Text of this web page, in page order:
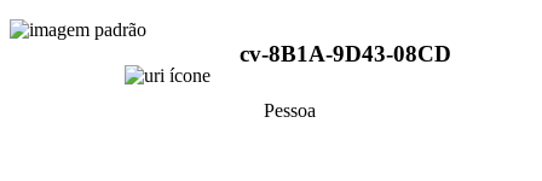
cv-8B1A-9D43-08CD
Pessoa